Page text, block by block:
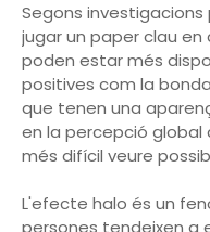
Segons
jugar un paper clau
poden estar més
positives com la
que tenen una
en la percepció global
més difícil veure
L'efecte halo és un
persones tendeixen a